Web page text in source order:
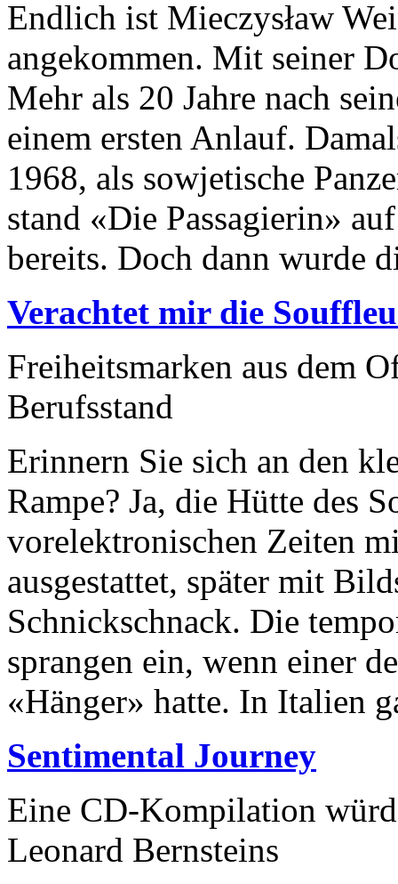
Endlich ist Mieczysław
angekommen. Mit seiner
Mehr als 20 Jahre nach
einem ersten Anlauf.
1968, als sowjetische
stand «Die Passagierin»
bereits. Doch dann wurde
Verachtet mir die
Freiheitsmarken aus dem
Berufsstand
Erinnern Sie sich an den
Rampe? Ja, die Hütte des
vorelektronischen Zeiten
ausgestattet, später mit
Schnickschnack. Die
sprangen ein, wenn einer
«Hänger» hatte. In Italien
Sentimental Journey
Eine CD-Kompilation
Leonard Bernsteins